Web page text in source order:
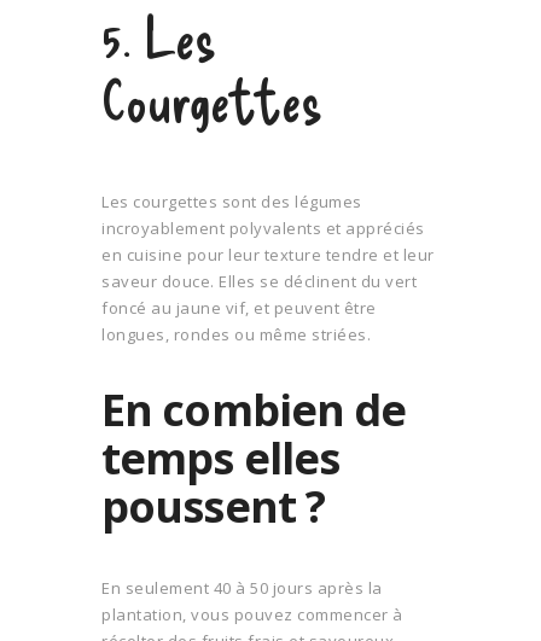
5. Les
Courgettes
Les courgettes sont des légumes
incroyablement polyvalents et appréciés
en cuisine pour leur texture tendre et leur
saveur douce. Elles se déclinent du vert
foncé au jaune vif, et peuvent être
longues, rondes ou même striées.
En combien de
temps elles
poussent ?
En seulement 40 à 50 jours après la
plantation, vous pouvez commencer à